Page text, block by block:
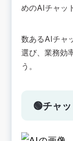
③NEC｜自社
⑥hachidori｜
⑦ChatDealer
⑧qualva｜マ
⑪トリップAI
⑫ASBOT｜業
めのAIチャッ
数あるAIチャ
選び、業務効
う。
🟢チャ